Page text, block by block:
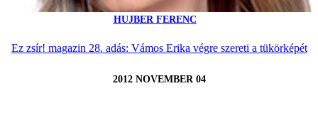
HUJBER FERENC
Ez zsír! magazin 28. adás: Vámos Erika végre szereti a tükörképét
2012 NOVEMBER 04